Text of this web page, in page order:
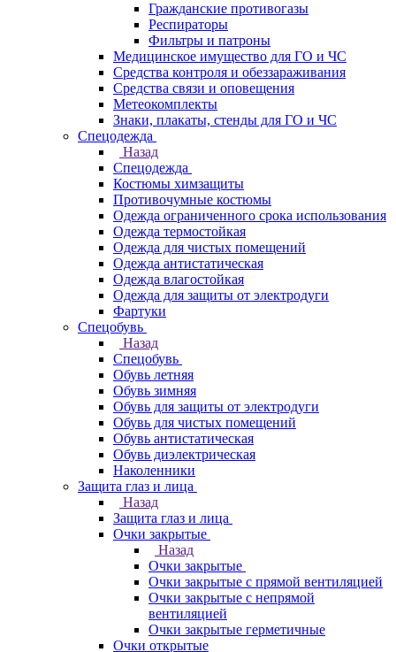
Гражданские противогазы
Респираторы
Фильтры и патроны
Медицинское имущество для ГО и ЧС
Средства контроля и обеззараживания
Средства связи и оповещения
Метеокомплекты
Знаки, плакаты, стенды для ГО и ЧС
Спецодежда
Назад
Спецодежда
Костюмы химзащиты
Противочумные костюмы
Одежда ограниченного срока использования
Одежда термостойкая
Одежда для чистых помещений
Одежда антистатическая
Одежда влагостойкая
Одежда для защиты от электродуги
Фартуки
Спецобувь
Назад
Спецобувь
Обувь летняя
Обувь зимняя
Обувь для защиты от электродуги
Обувь для чистых помещений
Обувь антистатическая
Обувь диэлектрическая
Наколенники
Защита глаз и лица
Назад
Защита глаз и лица
Очки закрытые
Назад
Очки закрытые
Очки закрытые с прямой вентиляцией
Очки закрытые с непрямой
вентиляцией
Очки закрытые герметичные
Очки открытые